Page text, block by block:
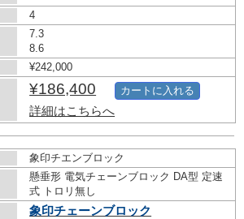
4
7.3
8.6
¥242,000
¥186,400
詳細はこちらへ
カートに入れる
象印チエンブロック
懸垂形 電気チェーンブロック DA型 定速
式 トロリ無し
象印チェーンブロック